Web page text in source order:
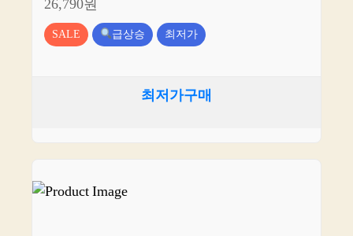
26,790원
SALE 급상승 최저가
최저가구매